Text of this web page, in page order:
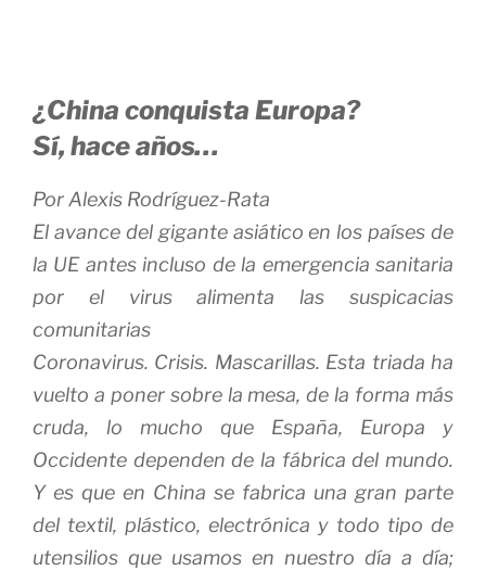
¿China conquista Europa?
Sí, hace años…
PorAlexis Rodríguez-Rata
El avance del gigante asiático en los países de
la UE antes incluso de la emergencia sanitaria
por el virus alimenta las suspicacias
comunitarias
Coronavirus. Crisis. Mascarillas. Esta triada ha
vuelto a poner sobre la mesa, de la forma más
cruda, lo mucho que España, Europa y
Occidente dependen de la fábrica del mundo.
Y es que en China se fabrica una gran parte
del textil, plástico, electrónica y todo tipo de
utensilios que usamos en nuestro día a día;